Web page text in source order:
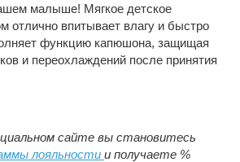
малыше! Мягкое детское
отлично впитывает влагу и быстро
функцию капюшона, защищая
и переохлаждений после принятия
сайте вы становитесь
лояльности и получаете %